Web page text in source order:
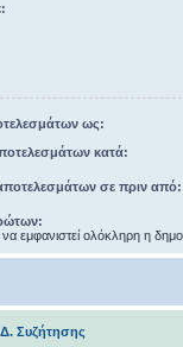
ως:
κατά:
σε πριν από:
εμφανιστεί ολόκληρη η
Συζήτησης